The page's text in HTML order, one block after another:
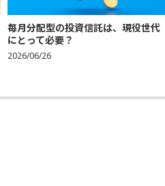
毎月分配型の投資信託は、現役世代
にとって必要？
2026/06/26